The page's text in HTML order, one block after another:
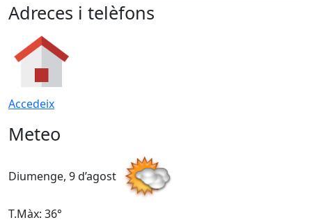
Adreces i telèfons
Accedeix
Meteo
Diumenge, 9 d’agost
T.Màx: 36°